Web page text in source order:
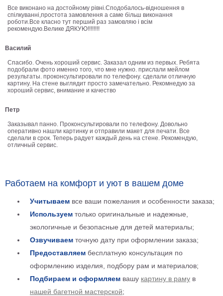
Еда
В
бар
Моне
В
кухню
Климт
Море
Старинные
В
ванную
Уорхолл
Городские
зал
Пикассо
Посмотреть
темы
Постеры
Все виконано на достойному рівні.Сподобалось-відношення в
спілкуванні,простота замовлення а саме більш виконання
роботи.Все класно тут перший раз замовляю і всім
рекомендую.Велике ДЯКУЮ!!!!!!!!
Василий
Спасибо. Очень хороший сервис. Заказал одним из первых. Ребята
подобрали фото именно того, что мне нужно. прислали мейлом
результаты. проконсультировали по телефону. сделали отличную
картину. На стене выглядит просто замечательно. Рекомнедую за
хороший сервис, внимание и качество
Петр
Заказывал панно. Проконсультировали по телефону. Довольно
оперативно нашли картинку и отправили макет для печати. Все
сделали в срок. Теперь радует каждый день на стене. Рекомендую,
отличный сервис.
Работаем на комфорт и уют в вашем доме
Учитываем все ваши пожелания и особенности заказа;
Используем только оригинальные и надежные,
экологичные и безопасные для детей материалы;
Озвучиваем точную дату при оформлении заказа;
Предоставляем бесплатную консультация по
оформлению изделия, подбору рам и материалов;
Подбираем и оформляем вашу картину в раму в
нашей багетной мастерской;